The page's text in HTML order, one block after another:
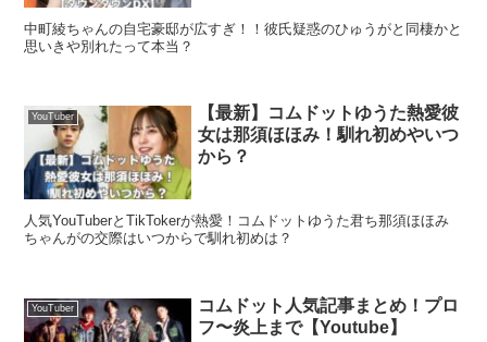
中町綾ちゃんの自宅豪邸が広すぎ！！彼氏疑惑のひゅうがと同棲かと
思いきや別れたって本当？
YouTuber
【最新】コムドットゆうた熱愛彼
女は那須ほほみ！馴れ初めやいつ
から？
人気YouTuberとTikTokerが熱愛！コムドットゆうた君ち那須ほほみ
ちゃんがの交際はいつからで馴れ初めは？
YouTuber
コムドット人気記事まとめ！プロ
フ〜炎上まで【Youtube】